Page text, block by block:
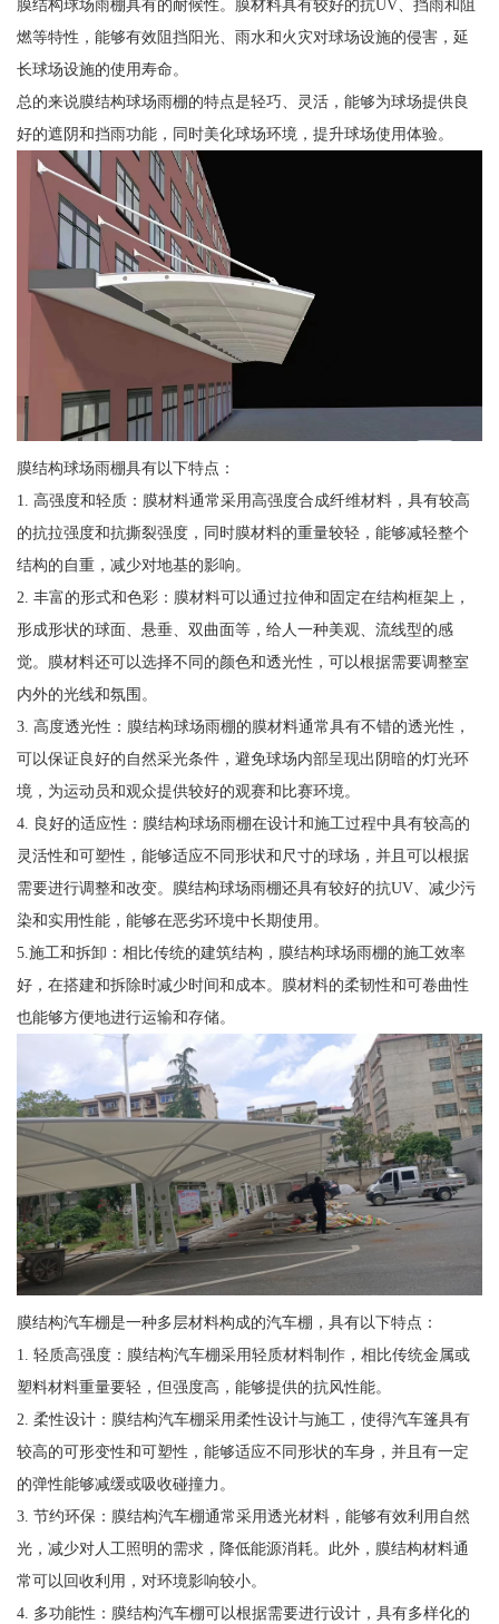
膜结构球场雨棚具有的耐候性。膜材料具有较好的抗UV、挡雨和阻
燃等特性，能够有效阻挡阳光、雨水和火灾对球场设施的侵害，延
长球场设施的使用寿命。
总的来说膜结构球场雨棚的特点是轻巧、灵活，能够为球场提供良
好的遮阴和挡雨功能，同时美化球场环境，提升球场使用体验。
膜结构球场雨棚具有以下特点：
1. 高强度和轻质：膜材料通常采用高强度合成纤维材料，具有较高
的抗拉强度和抗撕裂强度，同时膜材料的重量较轻，能够减轻整个
结构的自重，减少对地基的影响。
2. 丰富的形式和色彩：膜材料可以通过拉伸和固定在结构框架上，
形成形状的球面、悬垂、双曲面等，给人一种美观、流线型的感
觉。膜材料还可以选择不同的颜色和透光性，可以根据需要调整室
内外的光线和氛围。
3. 高度透光性：膜结构球场雨棚的膜材料通常具有不错的透光性，
可以保证良好的自然采光条件，避免球场内部呈现出阴暗的灯光环
境，为运动员和观众提供较好的观赛和比赛环境。
4. 良好的适应性：膜结构球场雨棚在设计和施工过程中具有较高的
灵活性和可塑性，能够适应不同形状和尺寸的球场，并且可以根据
需要进行调整和改变。膜结构球场雨棚还具有较好的抗UV、减少污
染和实用性能，能够在恶劣环境中长期使用。
5.施工和拆卸：相比传统的建筑结构，膜结构球场雨棚的施工效率
好，在搭建和拆除时减少时间和成本。膜材料的柔韧性和可卷曲性
也能够方便地进行运输和存储。
膜结构汽车棚是一种多层材料构成的汽车棚，具有以下特点：
1. 轻质高强度：膜结构汽车棚采用轻质材料制作，相比传统金属或
塑料材料重量要轻，但强度高，能够提供的抗风性能。
2. 柔性设计：膜结构汽车棚采用柔性设计与施工，使得汽车篷具有
较高的可形变性和可塑性，能够适应不同形状的车身，并且有一定
的弹性能够减缓或吸收碰撞力。
3. 节约环保：膜结构汽车棚通常采用透光材料，能够有效利用自然
光，减少对人工照明的需求，降低能源消耗。此外，膜结构材料通
常可以回收利用，对环境影响较小。
4. 多功能性：膜结构汽车棚可以根据需要进行设计，具有多样化的